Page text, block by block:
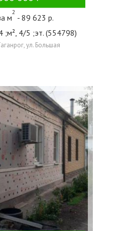
м
2
- 89 623 р.
;м², 4/5 ;эт. (554798)
ул. Большая